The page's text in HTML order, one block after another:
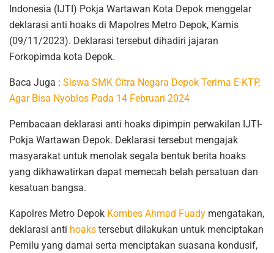
Indonesia (IJTI) Pokja Wartawan Kota Depok menggelar
deklarasi anti hoaks di Mapolres Metro Depok, Kamis
(09/11/2023). Deklarasi tersebut dihadiri jajaran
Forkopimda kota Depok.
Baca Juga : Siswa SMK Citra Negara Depok Terima E-KTP,
Agar Bisa Nyoblos Pada 14 Februari 2024
Pembacaan deklarasi anti hoaks dipimpin perwakilan IJTI-
Pokja Wartawan Depok. Deklarasi tersebut mengajak
masyarakat untuk menolak segala bentuk berita hoaks
yang dikhawatirkan dapat memecah belah persatuan dan
kesatuan bangsa.
Kapolres Metro Depok Kombes Ahmad Fuady mengatakan,
deklarasi anti hoaks tersebut dilakukan untuk menciptakan
Pemilu yang damai serta menciptakan suasana kondusif,